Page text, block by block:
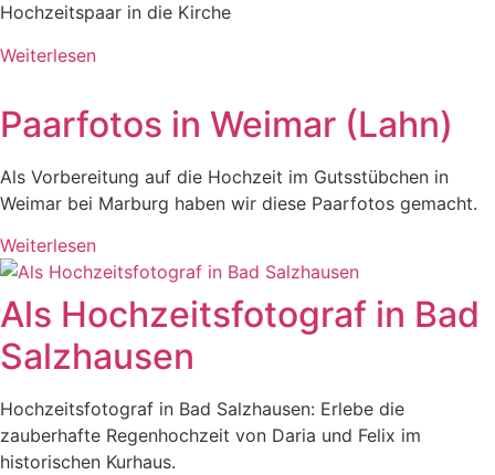
Hochzeitspaar in die Kirche
Weiterlesen
Paarfotos in Weimar (Lahn)
Als Vorbereitung auf die Hochzeit im Gutsstübchen in
Weimar bei Marburg haben wir diese Paarfotos gemacht.
Weiterlesen
Als Hochzeitsfotograf in Bad
Salzhausen
Hochzeitsfotograf in Bad Salzhausen: Erlebe die
zauberhafte Regenhochzeit von Daria und Felix im
historischen Kurhaus.